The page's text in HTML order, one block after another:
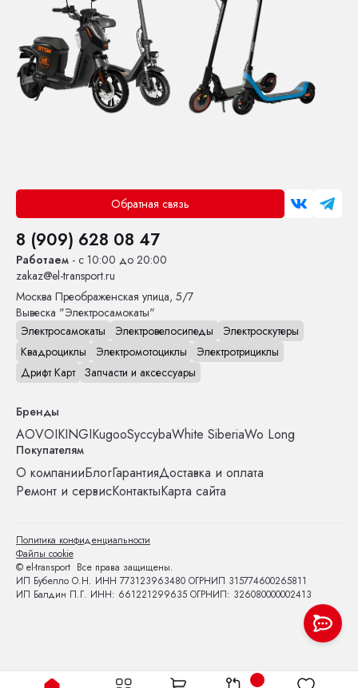
Обратная связь
8 (909) 628 08 47
Работаем - с 10:00 до 20:00
zakaz@el-transport.ru
Москва Преображенская улица, 5/7
Вывеска "Электросамокаты"
Электросамокаты
Электровелосипеды
Электроскутеры
Квадроциклы
Электромотоциклы
Электротрициклы
Дрифт Карт Запчасти и аксессуары
Бренды
AOVOIKINGIKugooSyccybaWhite SiberiaWo Long
Покупателям
О компанииБлогГарантияДоставка и оплата
Ремонт и сервисКонтактыКарта сайта
© el-transport Все права защищены.
ИП Бубелло О.Н. ИНН 773123963480 ОГРНИП 315774600265811
ИП Балдин П.Г. ИНН: 661221299635 ОГРНИП: 326080000002413
Политика конфиденциальности
Файлы cookie